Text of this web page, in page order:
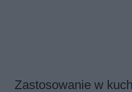
Zastosowanie w